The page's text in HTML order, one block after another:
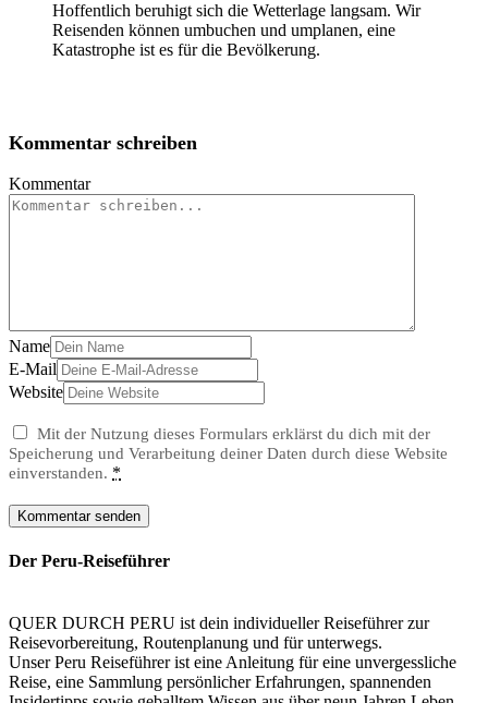
Hoffentlich beruhigt sich die Wetterlage langsam. Wir
Reisenden können umbuchen und umplanen, eine
Katastrophe ist es für die Bevölkerung.
Kommentar schreiben
Kommentar
Name
E-Mail
Website
Mit der Nutzung dieses Formulars erklärst du dich mit der
Speicherung und Verarbeitung deiner Daten durch diese Website
einverstanden. *
Der Peru-Reiseführer
QUER DURCH PERU ist dein individueller Reiseführer zur
Reisevorbereitung, Routenplanung und für unterwegs.
Unser Peru Reiseführer ist eine Anleitung für eine unvergessliche
Reise, eine Sammlung persönlicher Erfahrungen, spannenden